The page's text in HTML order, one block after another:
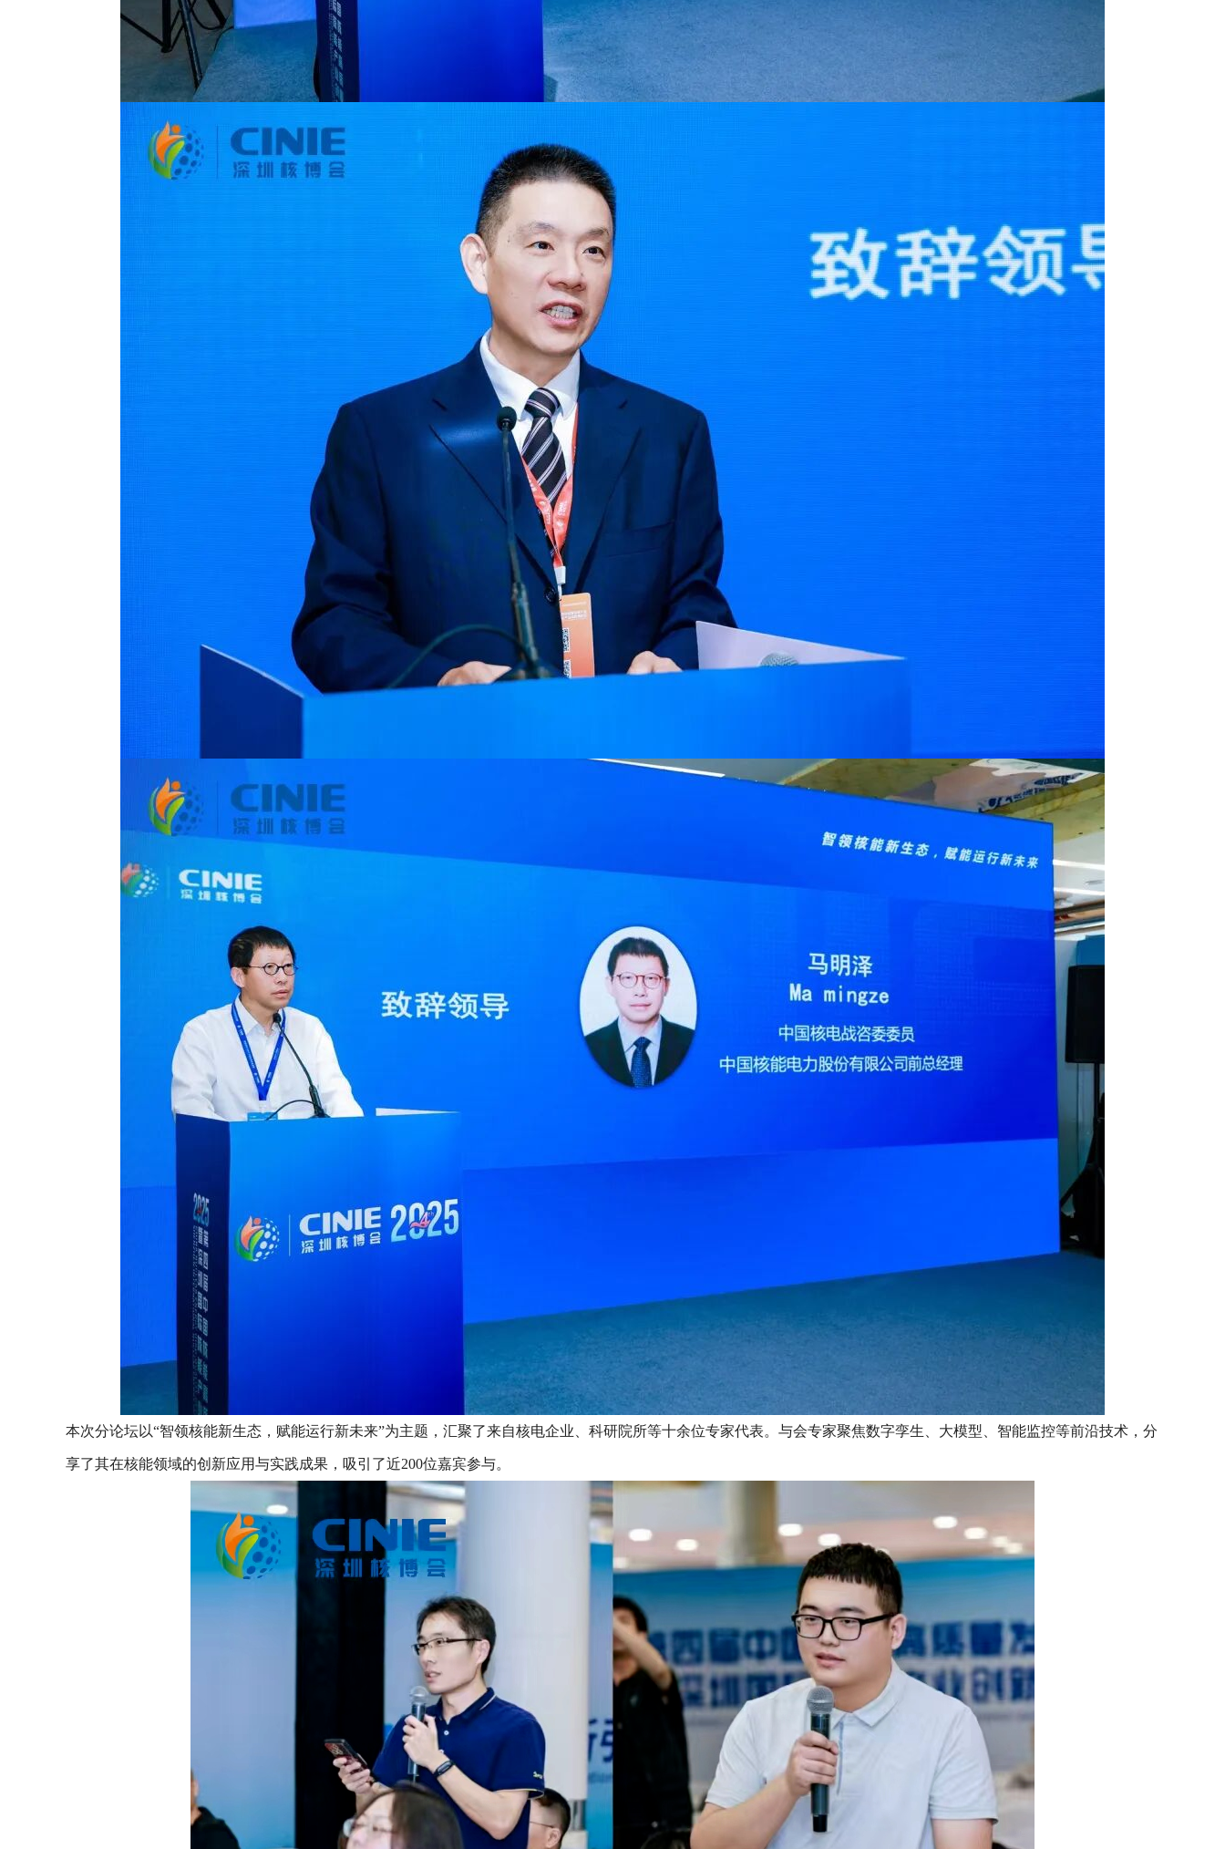
本次分论坛以“智领核能新生态，赋能运行新未来”为主题，汇聚了来自核电企业、科研院所等十余位专家代表。与会专家聚焦数字孪生、大模型、智能监控等前沿技术，分
享了其在核能领域的创新应用与实践成果，吸引了近200位嘉宾参与。